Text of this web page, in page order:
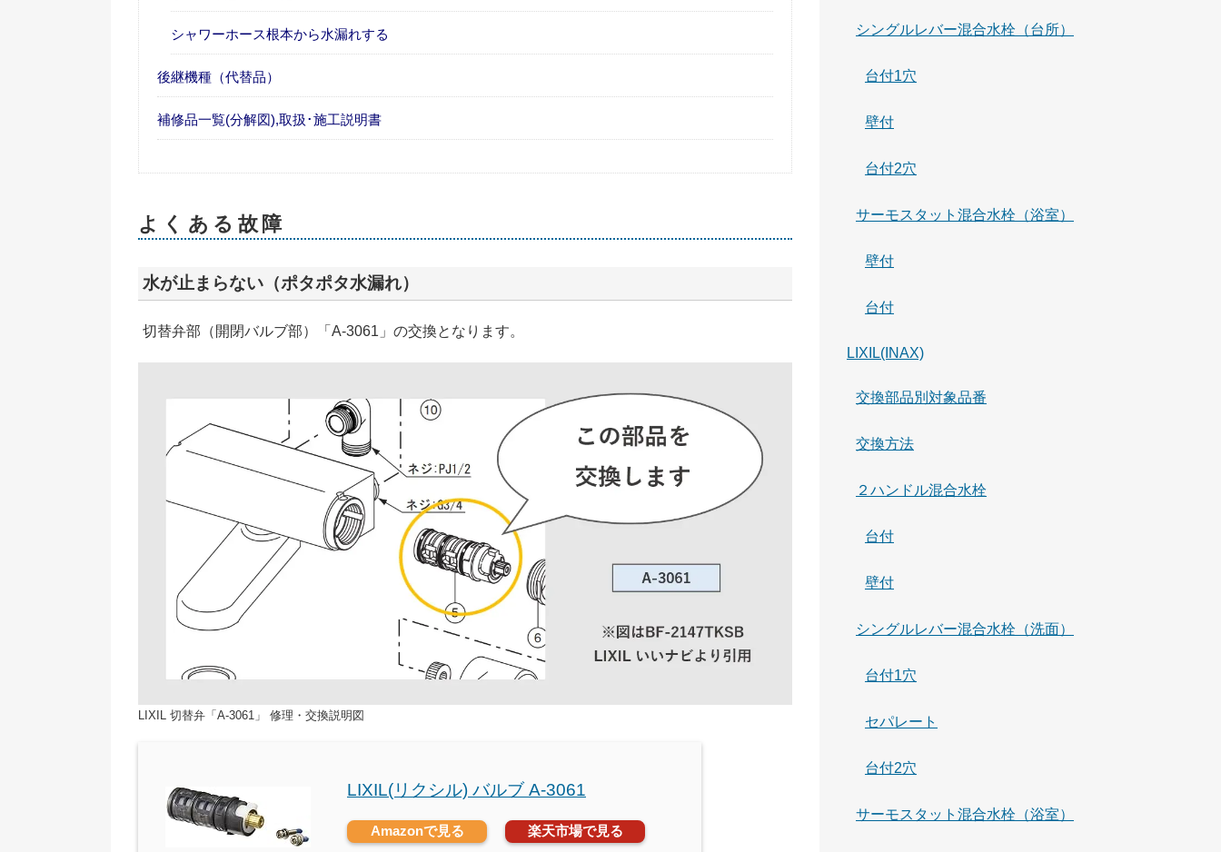
シャワーホース根本から水漏れする
後継機種（代替品）
補修品一覧(分解図),取扱･施工説明書
よくある故障
水が止まらない（ポタポタ水漏れ）
切替弁部（開閉バルブ部）「A-3061」の交換となります。
LIXIL 切替弁「A-3061」 修理・交換説明図
LIXIL(リクシル) バルブ A-3061
Amazonで見る 楽天市場で見る
シングルレバー混合水栓（台所）
台付1穴
壁付
台付2穴
サーモスタット混合水栓（浴室）
壁付
台付
LIXIL(INAX)
交換部品別対象品番
交換方法
２ハンドル混合水栓
台付
壁付
シングルレバー混合水栓（洗面）
台付1穴
セパレート
台付2穴
サーモスタット混合水栓（浴室）